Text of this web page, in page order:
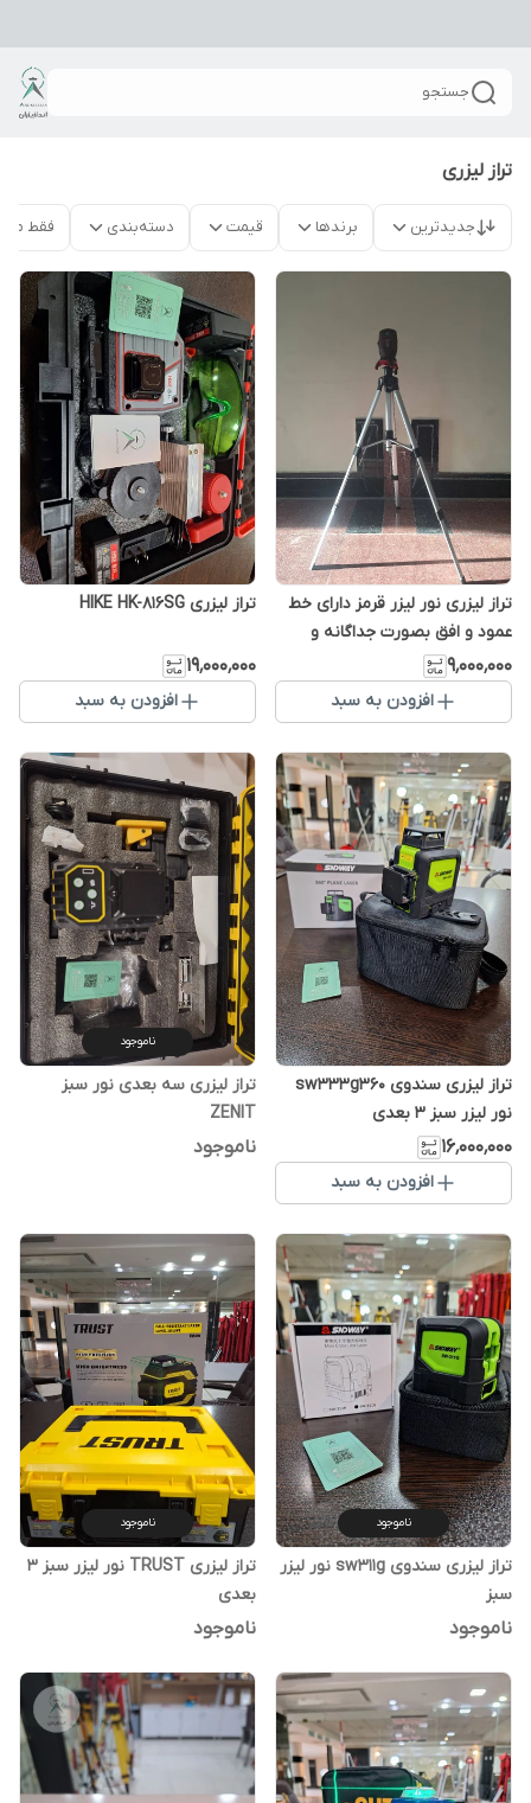
جستجو
تراز لیزری
جدیدترین برندها قیمت دسته‌بندی فقط
تراز لیزری نور لیزر قرمز دارای خط
عمود و افق بصورت جداگانه و
همزمان land
۹٬۰۰۰٬۰۰۰
افزودن به سبد
تراز لیزری HIKE HK-816SG
۱۹٬۰۰۰٬۰۰۰
افزودن به سبد
تراز لیزری سندوی sw333g360
نور لیزر سبز 3 بعدی
۱۶٬۰۰۰٬۰۰۰
افزودن به سبد
ناموجود
تراز لیزری سه بعدی نور سبز
ZENIT
ناموجود
ناموجود
تراز لیزری سندوی sw311g نور لیزر
سبز
ناموجود
ناموجود
تراز لیزری TRUST نور لیزر سبز 3
بعدی
ناموجود